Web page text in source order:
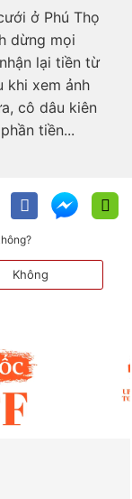
ở Phú Thọ
dừng mọi
lại tiền từ
khi xem ảnh
cô dâu kiên
tiền...
Không